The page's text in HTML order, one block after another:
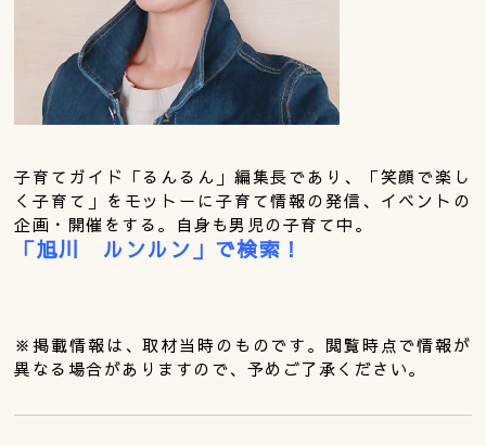
子育てガイド「るんるん」編集長であり、「笑顔で楽し
く子育て」をモットーに子育て情報の発信、イベントの
企画・開催をする。自身も男児の子育て中。
「旭川 ルンルン」で検索！
※掲載情報は、取材当時のものです。閲覧時点で情報が
異なる場合がありますので、予めご了承ください。